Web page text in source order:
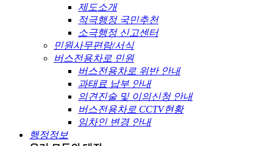
제도소개
적극행정 국민추천
소극행정 신고센터
민원사무편람/서식
버스전용차로 민원
버스전용차로 위반 안내
과태료 납부 안내
의견진술 및 이의신청 안내
버스전용차로 CCTV현황
임차인 변경 안내
행정정보